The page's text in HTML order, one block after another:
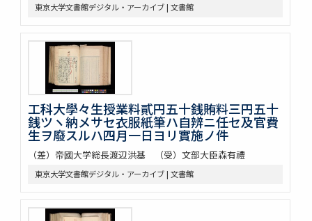
東京大学文書館デジタル・アーカイブ | 文書館
工科大學々生授業料貳円五十銭賄料三円五十
銭ツヽ納メサセ衣服紙筆ハ自辨ニ任セ及官費
生ヲ廢スルハ四月一日ヨリ實施ノ件
（差）帝國大学総長渡辺洪基 （受）文部大臣森有禮
東京大学文書館デジタル・アーカイブ | 文書館